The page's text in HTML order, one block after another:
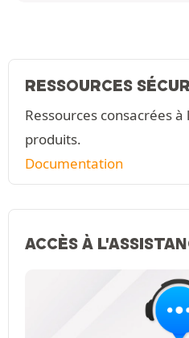
RESSOURCES
Ressources consacrées
produits.
Documentation
ACCÈS À